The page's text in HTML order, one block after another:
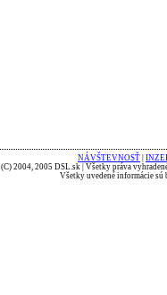
NÁVŠTEVNOSŤ
(C) 2004, 2005 DSL.sk | Všetky práva
Všetky uvedené informácie sú